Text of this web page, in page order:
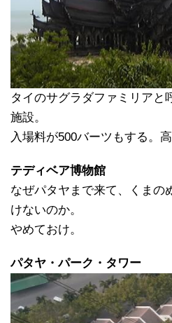
タイのサグラダファミリアと
施設。
入場料が500バーツもする。
テディベア博物館
なぜパタヤまで来て、くまの
けないのか。
やめておけ。
パタヤ・パーク・タワー